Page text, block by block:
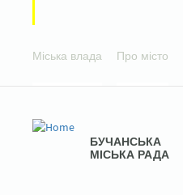
Міська влада Про місто
БУЧАНСЬКА
МІСЬКА РАДА